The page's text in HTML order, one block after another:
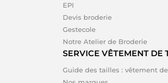
EPI
Devis broderie
Gestecole
Notre Atelier de Broderie
SERVICE VÊTEMENT DE
Guide des tailles : vêtement